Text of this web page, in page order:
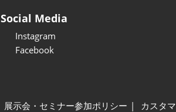
Social Media
Instagram
Facebook
展示会・セミナー参加ポリシー
カスタ